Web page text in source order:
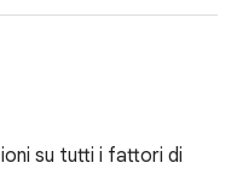
su tutti i fattori di